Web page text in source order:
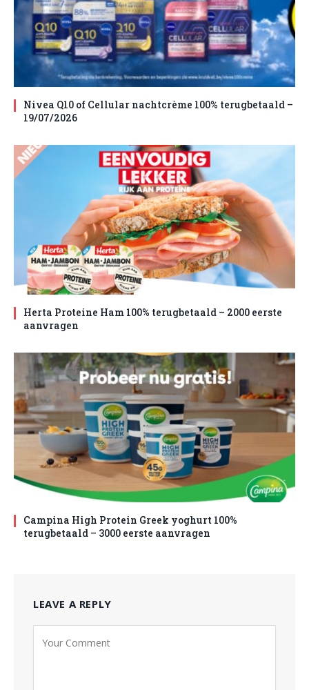
Nivea Q10 of Cellular nachtcrème 100% terugbetaald –
19/07/2026
Herta Proteine Ham 100% terugbetaald – 2000 eerste
aanvragen
Campina High Protein Greek yoghurt 100%
terugbetaald – 3000 eerste aanvragen
LEAVE A REPLY